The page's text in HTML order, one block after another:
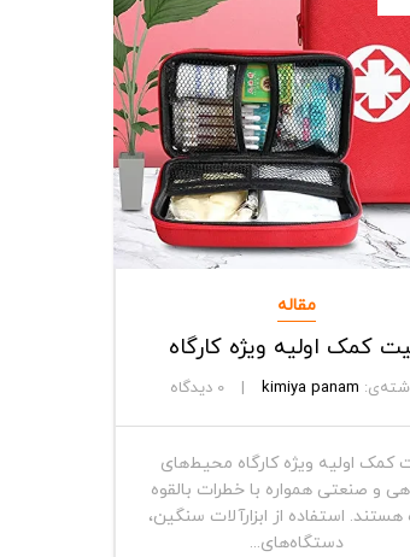
مقاله
کمک اولیه ویژه کارگاه
kimiya panam دیدگاه
کمک اولیه ویژه کارگاه محیط‌های
و صنعتی همواره با خطرات بالقوه
هستند. استفاده از ابزارآلات سنگین،
دستگاه‌های...